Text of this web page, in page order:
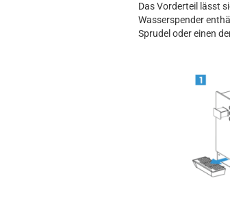
Das Vorderteil lässt
Wasserspender
Sprudel oder einen